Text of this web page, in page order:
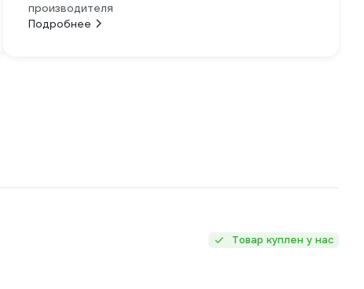
производителя
Подробнее
Товар куплен у нас